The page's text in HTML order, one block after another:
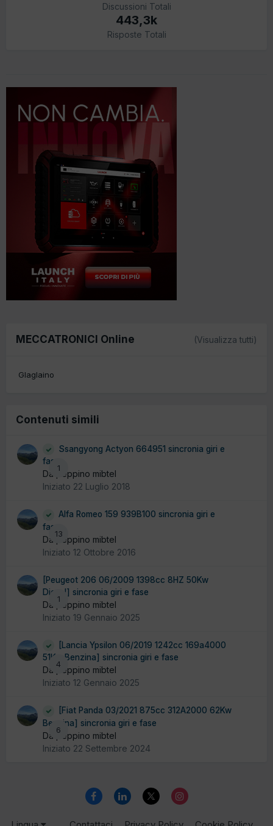
Discussioni Totali
443,3k
Risposte Totali
MECCATRONICI Online (Visualizza tutti)
Glaglaino
Contenuti simili
1
Ssangyong Actyon 664951 sincronia giri e
fase
Da peppino mibtel
Iniziato 22 Luglio 2018
13
Alfa Romeo 159 939B100 sincronia giri e
fase
Da peppino mibtel
Iniziato 12 Ottobre 2016
1
[Peugeot 206 06/2009 1398cc 8HZ 50Kw
Diesel] sincronia giri e fase
Da peppino mibtel
Iniziato 19 Gennaio 2025
4
[Lancia Ypsilon 06/2019 1242cc 169a4000
51Kw Benzina] sincronia giri e fase
Da peppino mibtel
Iniziato 12 Gennaio 2025
6
[Fiat Panda 03/2021 875cc 312A2000 62Kw
Benzina] sincronia giri e fase
Da peppino mibtel
Iniziato 22 Settembre 2024